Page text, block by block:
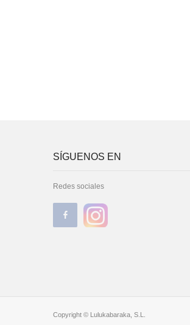
SÍGUENOS EN
Redes sociales
Copyright © Lulukabaraka, S.L.